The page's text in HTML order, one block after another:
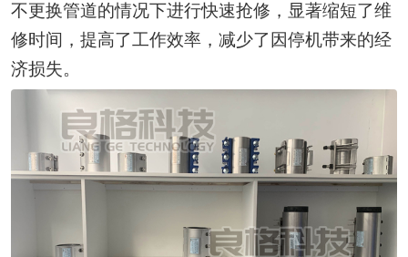
不更换管道的情况下进行快速抢修，显著缩短了维
修时间，提高了工作效率，减少了因停机带来的经
济损失。